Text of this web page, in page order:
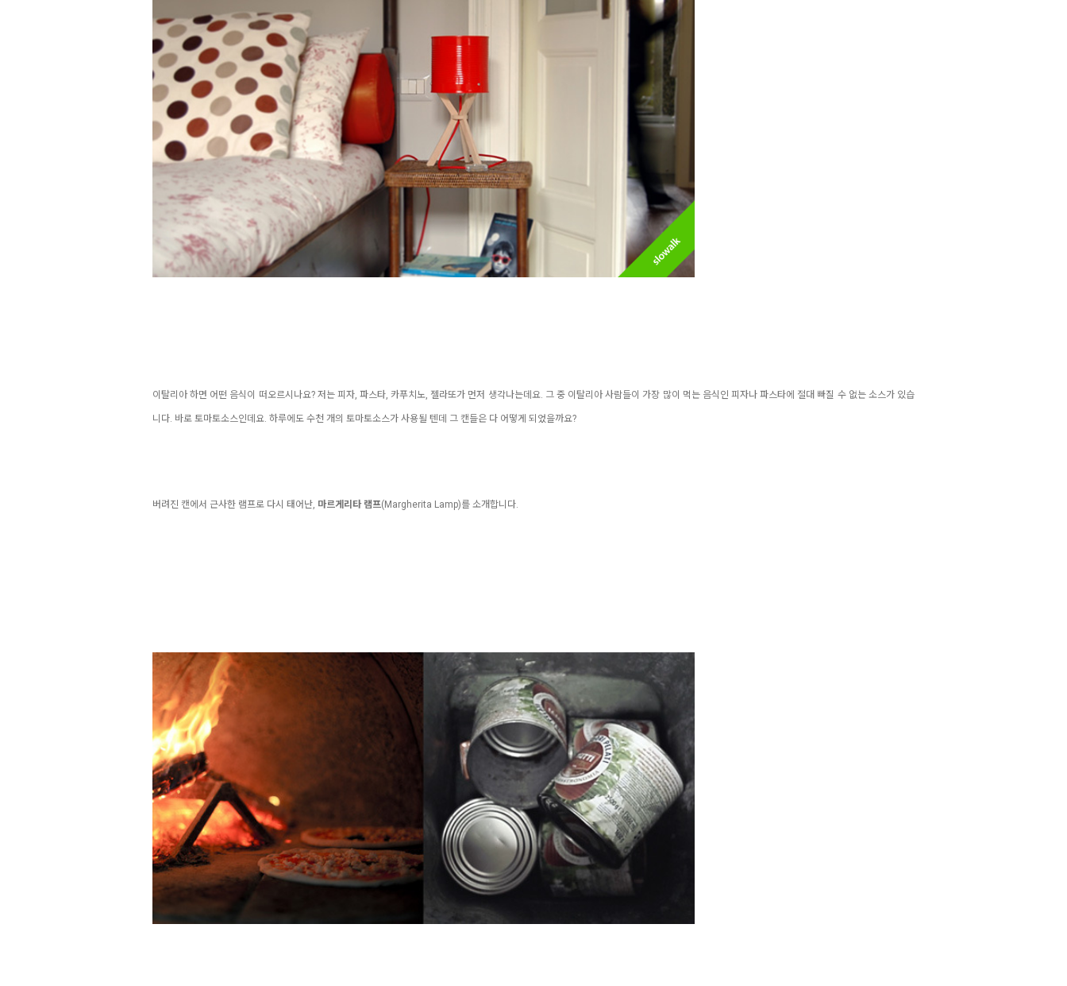
이탈리아 하면 어떤 음식이 떠오르시나요? 저는 피자, 파스타, 카푸치노, 젤라또가 먼저 생각나는데요. 그 중 이탈리아 사람들이 가장 많이 먹는 음식인 피자나 파스타에 절대 빠질 수 없는 소스가 있습
니다. 바로 토마토소스인데요. 하루에도 수천 개의 토마토소스가 사용될 텐데 그 캔들은 다 어떻게 되었을까요?
버려진 캔에서 근사한 램프로 다시 태어난, 마르게리타 램프(Margherita Lamp)를 소개합니다.